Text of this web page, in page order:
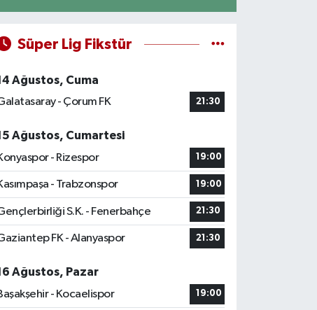
Süper Lig Fikstür
Ağustos, Cuma
- Çorum FK
21:30
Ağustos, Cumartesi
- Rizespor
19:00
- Trabzonspor 19:00
S.K. - Fenerbahçe 21:30
FK - Alanyaspor 21:30
Ağustos, Pazar
- Kocaelispor
19:00